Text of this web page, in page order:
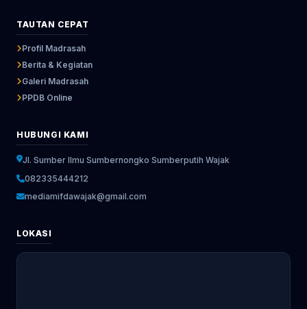
TAUTAN CEPAT
Profil Madrasah
Berita & Kegiatan
Galeri Madrasah
PPDB Online
HUBUNGI KAMI
Jl. Sumber Ilmu Sumbernongko Sumberputih Wajak
082335444212
mediamifdawajak@gmail.com
LOKASI